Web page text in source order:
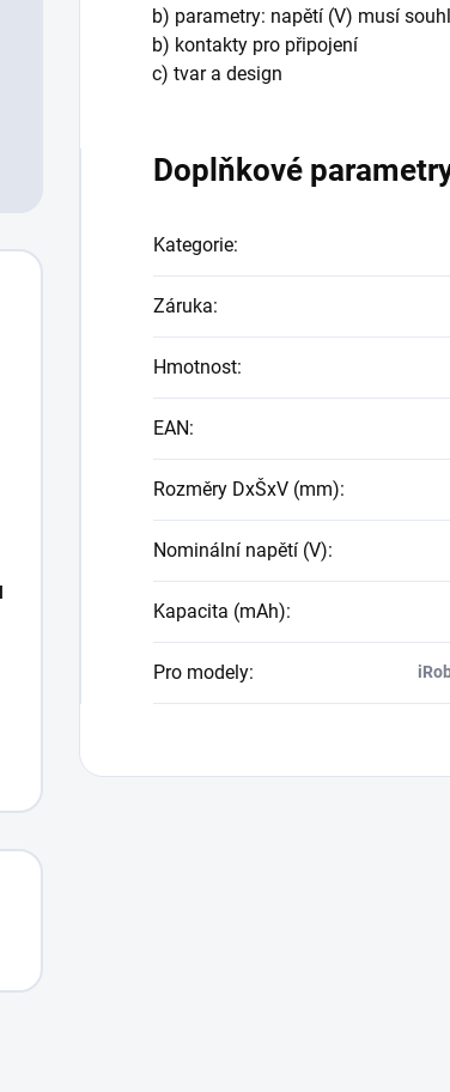
b) parametry: napětí (V) musí
b) kontakty pro připojení
c) tvar a design
Doplňkové
Kategorie:
Záruka:
Hmotnost:
EAN:
Rozměry DxŠxV (mm):
Nominální napětí (V):
Kapacita (mAh):
Pro modely: